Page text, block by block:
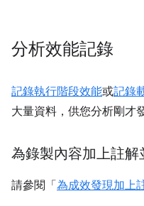
分析效能記錄
記錄執行階段效能或記錄
大量資料，供您分析剛才
為錄製內容加上註解
請參閱「為成效發現加上